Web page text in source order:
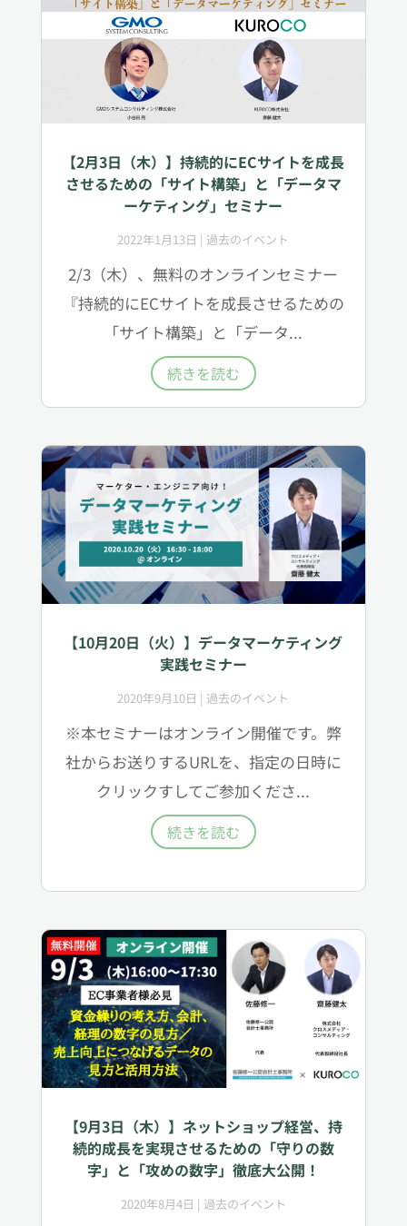
【2月3日（木）】持続的にECサイトを成長
させるための「サイト構築」と「データマ
ーケティング」セミナー
2022年1月13日 | 過去のイベント
2/3（木）、無料のオンラインセミナー
『持続的にECサイトを成長させるための
「サイト構築」と「データ...
続きを読む
【10月20日（火）】データマーケティング
実践セミナー
2020年9月10日 | 過去のイベント
※本セミナーはオンライン開催です。弊
社からお送りするURLを、指定の日時に
クリックすしてご参加くださ...
続きを読む
【9月3日（木）】ネットショップ経営、持
続的成長を実現させるための「守りの数
字」と「攻めの数字」徹底大公開！
2020年8月4日 | 過去のイベント